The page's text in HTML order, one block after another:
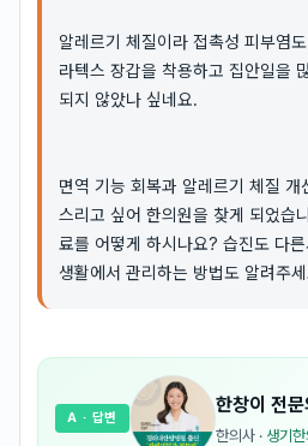
알레르기 체질이라 접촉성 피부염
라텍스 장갑을 착용하고 집안일을
되지 않았나 싶네요.
면역 기능 회복과 알레르기 체질
스리고 싶어 한의원을 찾게 되었습
료를 어떻게 하시나요? 습진도 다
생활에서 관리하는 방법도 알려주
한창이 전문
한의사 · 생기
A · 답변